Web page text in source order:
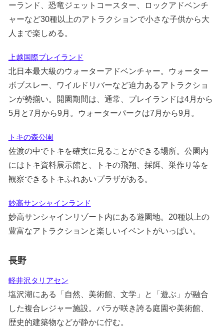
ーランド、恐竜ジェットコースター、ロックアドベンチ
ャーなど30種以上のアトラクションで小さな子供から大
人まで楽しめる。
上越国際プレイランド
北日本最大級のウォーターアドベンチャー。ウォーター
ボブスレー、ワイルドリバーなど迫力あるアトラクショ
ンが勢揃い。開園期間は、通常、プレイランドは4月から
5月と7月から9月。ウォーターパークは7月から9月。
トキの森公園
佐渡の中でトキを確実に見ることができる場所。公園内
にはトキ資料展示館と、トキの飛翔、採餌、巣作り等を
観察できるトキふれあいプラザがある。
妙高サンシャインランド
妙高サンシャインリゾート内にある遊園地。20種以上の
豊富なアトラクションと楽しいイベントがいっぱい。
長野
軽井沢タリアセン
塩沢湖にある「自然、美術館、文学」と「遊ぶ」が融合
した複合レジャー施設。バラが咲き誇る庭園や美術館、
歴史的建築物などが静かに佇む。